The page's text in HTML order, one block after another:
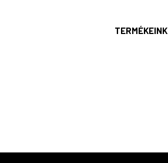
TERMÉKEINK